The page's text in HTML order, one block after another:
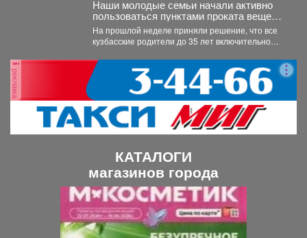
Наши молодые семьи начали активно
пользоваться пунктами проката вещей
для новорожденных.
На прошлой неделе приняли решение, что все
кузбасские родители до 35 лет включительно
реклама
КАТАЛОГИ
магазинов города